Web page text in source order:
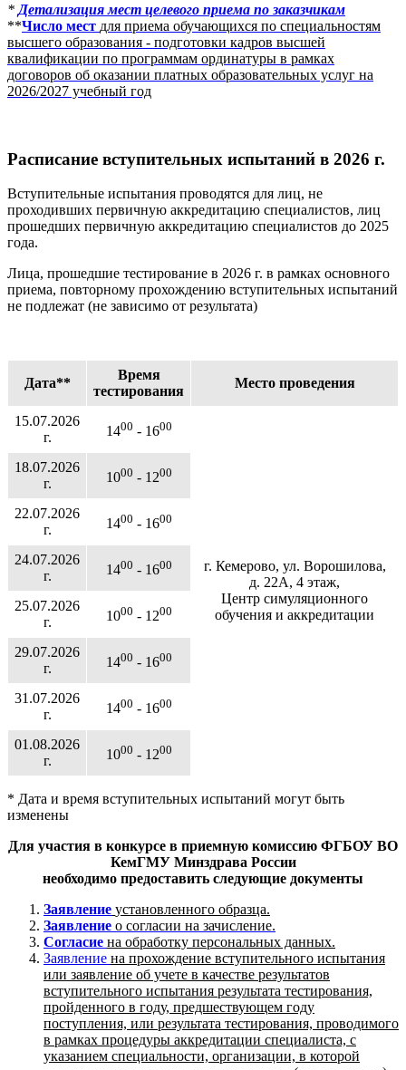
* Детализация мест целевого приема по заказчикам
**Число мест для приема обучающихся по специальностям
высшего образования - подготовки кадров высшей
квалификации по программам ординатуры в рамках
договоров об оказании платных образовательных услуг на
2026/2027 учебный год
Расписание вступительных испытаний в 2026 г.
Вступительные испытания проводятся для лиц, не
проходивших первичную аккредитацию специалистов, лиц
прошедших первичную аккредитацию специалистов до 2025
года.
Лица, прошедшие тестирование в 2026 г. в рамках основного
приема, повторному прохождению вступительных испытаний
не подлежат (не зависимо от результата)
Дата**
Время
тестирования
Место проведения
15.07.2026
г.
1400 - 1600
г. Кемерово, ул. Ворошилова,
д. 22А, 4 этаж,
Центр симуляционного
обучения и аккредитации
18.07.2026
г.
1000 - 1200
22.07.2026
г.
1400 - 1600
24.07.2026
г.
1400 - 1600
25.07.2026
г.
1000 - 1200
29.07.2026
г.
1400 - 1600
31.07.2026
г.
1400 - 1600
01.08.2026
г.
1000 - 1200
* Дата и время вступительных испытаний могут быть
изменены
Для участия в конкурсе в приемную комиссию ФГБОУ ВО
КемГМУ Минздрава России
необходимо предоставить следующие документы
Заявление установленного образца.
Заявление о согласии на зачисление.
Согласие на обработку персональных данных.
Заявление на прохождение вступительного испытания
или заявление об учете в качестве результатов
вступительного испытания результата тестирования,
пройденного в году, предшествующем году
поступления, или результата тестирования, проводимого
в рамках процедуры аккредитации специалиста, с
указанием специальности, организации, в которой